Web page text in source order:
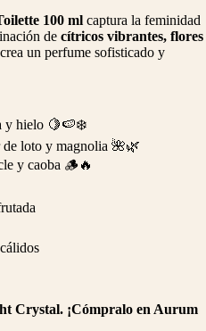
100 ml captura la feminidad
de cítricos vibrantes, flores
crea un perfume sofisticado y
y hielo 🍋🍉❄️
de loto y magnolia 🌺🌿
y caoba 🪵🔥
Crystal. ¡Cómpralo en Aurum